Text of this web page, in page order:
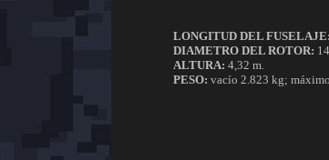
LONGITUD DEL FUSELAJE:
DIAMETRO DEL ROTOR:
ALTURA: 4,32 m.
PESO: vacío 2.823 kg;